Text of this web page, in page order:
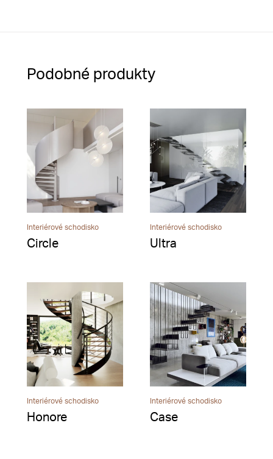
Podobné produkty
Interiérové schodisko
Circle
Interiérové schodisko
Ultra
Interiérové schodisko
Honore
Interiérové schodisko
Case